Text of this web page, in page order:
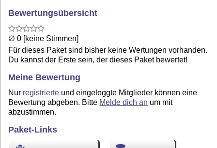
Bewertungsübersicht
∅ 0 [keine Stimmen]
Für dieses Paket sind bisher keine Wertungen vorhanden.
Du kannst der Erste sein, der dieses Paket bewertet!
Meine Bewertung
Nur registrierte und eingeloggte Mitglieder können eine
Bewertung abgeben. Bitte Melde dich an um mit
abzustimmen.
Paket-Links